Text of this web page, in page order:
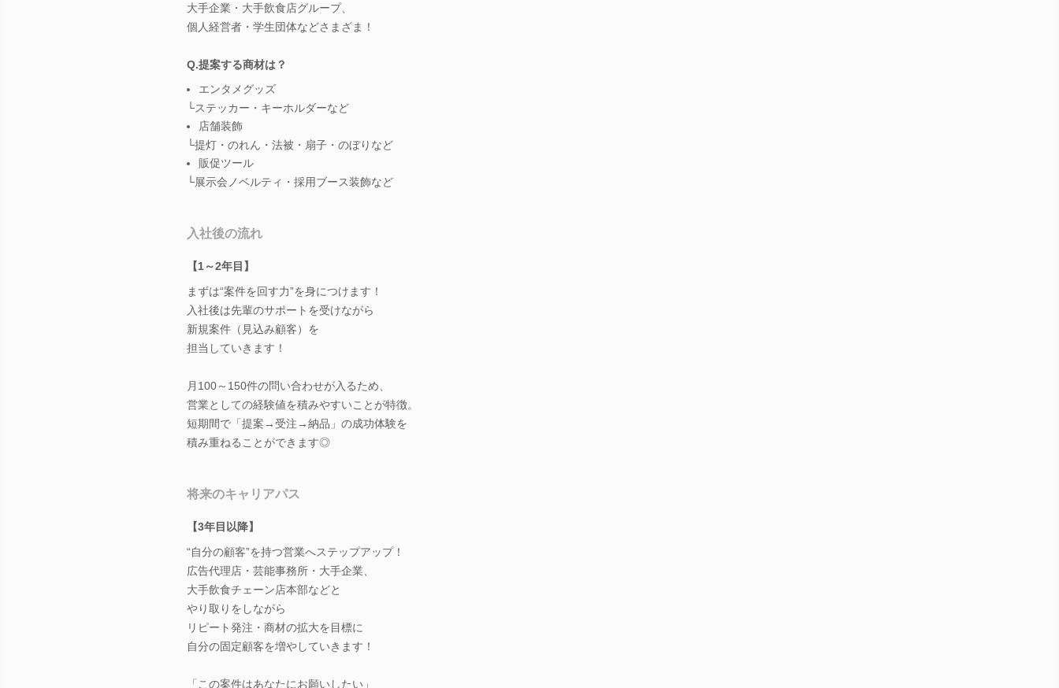
大手企業・大手飲食店グループ、
個人経営者・学生団体などさまざま！
Q.提案する商材は？
エンタメグッズ
└ステッカー・キーホルダーなど
店舗装飾
└提灯・のれん・法被・扇子・のぼりなど
販促ツール
└展示会ノベルティ・採用ブース装飾など
入社後の流れ
【1～2年目】
まずは“案件を回す力”を身につけます！
入社後は先輩のサポートを受けながら
新規案件（見込み顧客）を
担当していきます！
月100～150件の問い合わせが入るため、
営業としての経験値を積みやすいことが特徴。
短期間で「提案→受注→納品」の成功体験を
積み重ねることができます◎
将来のキャリアパス
【3年目以降】
“自分の顧客”を持つ営業へステップアップ！
広告代理店・芸能事務所・大手企業、
大手飲食チェーン店本部などと
やり取りをしながら
リピート発注・商材の拡大を目標に
自分の固定顧客を増やしていきます！
「この案件はあなたにお願いしたい」